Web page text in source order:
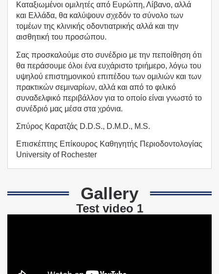
Καταξιωμένοι ομιλητές από Ευρώπη, Λίβανο, αλλά
και Ελλάδα, θα καλύψουν σχεδόν το σύνολο των
τομέων της κλινικής οδοντιατρικής αλλά και την
αισθητική του προσώπου.
Σας προσκαλούμε στο συνέδριο με την πεποίθηση ότι
θα περάσουμε όλοι ένα ευχάριστο τριήμερο, λόγω του
υψηλού επιστημονικού επιπέδου των ομιλιών και των
πρακτικών σεμιναρίων, αλλά και από το φιλικό
συναδελφικό περιβάλλον για το οποίο είναι γνωστό το
συνέδριό μας μέσα στα χρόνια.
Σπύρος Καρατζάς D.D.S., D.M.D., M.S.
Επισκέπτης Επίκουρος Καθηγητής Περιοδοντολογίας
University of Rochester
Gallery
Test video 1